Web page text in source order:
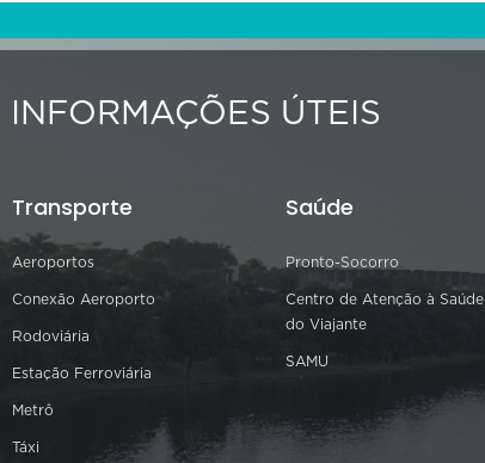
INFORMAÇÕES ÚTEIS
Transporte
Aeroportos
Conexão Aeroporto
Rodoviária
Estação Ferroviária
Metrô
Táxi
Saúde
Pronto-Socorro
Centro de Atenção à Saúde
do Viajante
SAMU